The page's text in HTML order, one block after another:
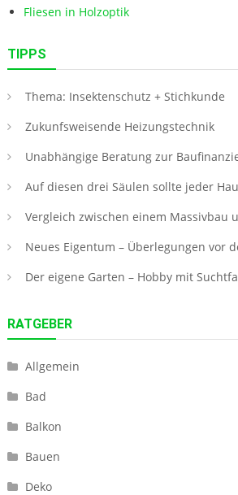
Fliesen in Holzoptik
TIPPS
Thema: Insektenschutz + Stichkunde
Zukunfsweisende Heizungstechnik
Unabhängige Beratung zur
Auf diesen drei Säulen sollte jeder
Vergleich zwischen einem Massivbau
Neues Eigentum – Überlegungen vor
Der eigene Garten – Hobby mit
RATGEBER
Allgemein
Bad
Balkon
Bauen
Deko